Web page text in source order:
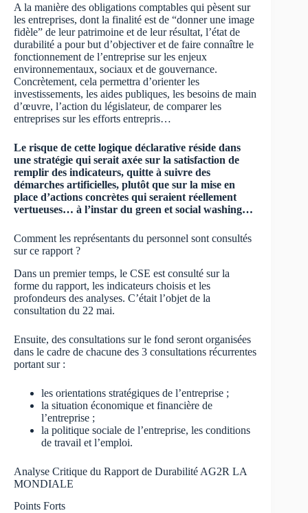
A la manière des obligations comptables qui pèsent sur
les entreprises, dont la finalité est de “donner une image
fidèle” de leur patrimoine et de leur résultat, l’état de
durabilité a pour but d’objectiver et de faire connaître le
fonctionnement de l’entreprise sur les enjeux
environnementaux, sociaux et de gouvernance.
Concrètement, cela permettra d’orienter les
investissements, les aides publiques, les besoins de main
d’œuvre, l’action du législateur, de comparer les
entreprises sur les efforts entrepris…
Le risque de cette logique déclarative réside dans
une stratégie qui serait axée sur la satisfaction de
remplir des indicateurs, quitte à suivre des
démarches artificielles, plutôt que sur la mise en
place d’actions concrètes qui seraient réellement
vertueuses… à l’instar du green et social washing…
Comment les représentants du personnel sont consultés
sur ce rapport ?
Dans un premier temps, le CSE est consulté sur la
forme du rapport, les indicateurs choisis et les
profondeurs des analyses. C’était l’objet de la
consultation du 22 mai.
Ensuite, des consultations sur le fond seront organisées
dans le cadre de chacune des 3 consultations récurrentes
portant sur :
les orientations stratégiques de l’entreprise ;
la situation économique et financière de
l’entreprise ;
la politique sociale de l’entreprise, les conditions
de travail et l’emploi.
Analyse Critique du Rapport de Durabilité AG2R LA
MONDIALE
Points Forts